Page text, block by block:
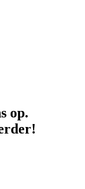
op.